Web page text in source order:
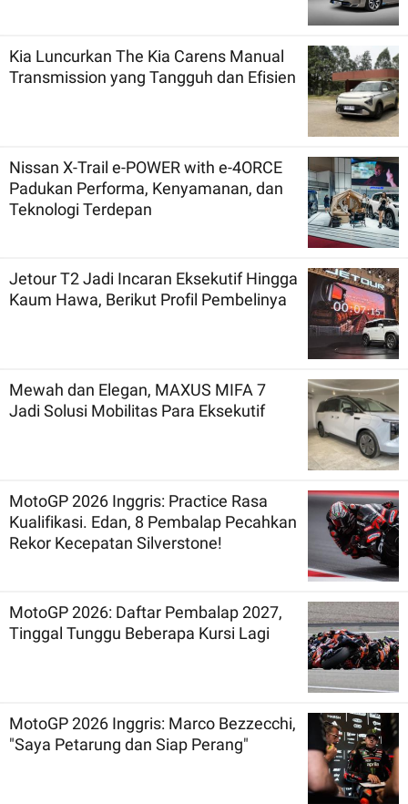
Kia Luncurkan The Kia Carens Manual
Transmission yang Tangguh dan Efisien
Nissan X-Trail e-POWER with e-4ORCE
Padukan Performa, Kenyamanan, dan
Teknologi Terdepan
Jetour T2 Jadi Incaran Eksekutif Hingga
Kaum Hawa, Berikut Profil Pembelinya
Mewah dan Elegan, MAXUS MIFA 7
Jadi Solusi Mobilitas Para Eksekutif
MotoGP 2026 Inggris: Practice Rasa
Kualifikasi. Edan, 8 Pembalap Pecahkan
Rekor Kecepatan Silverstone!
MotoGP 2026: Daftar Pembalap 2027,
Tinggal Tunggu Beberapa Kursi Lagi
MotoGP 2026 Inggris: Marco Bezzecchi,
"Saya Petarung dan Siap Perang"